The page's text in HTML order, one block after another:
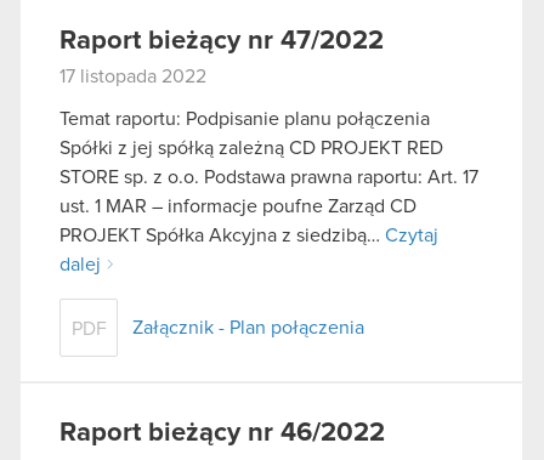
Raport bieżący nr 47/2022
17 listopada 2022
Temat raportu: Podpisanie planu połączenia
Spółki z jej spółką zależną CD PROJEKT RED
STORE sp. z o.o. Podstawa prawna raportu: Art. 17
ust. 1 MAR – informacje poufne Zarząd CD
PROJEKT Spółka Akcyjna z siedzibą… Czytaj
dalej
PDF Załącznik - Plan połączenia
Raport bieżący nr 46/2022